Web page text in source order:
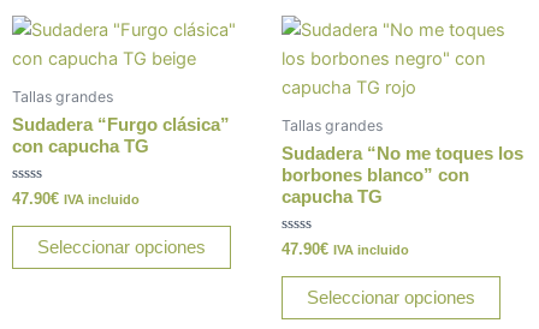
página
producto
Tallas grandes
Sudadera “Furgo clásica”
con capucha TG
Valorado
con
0
47.90€ IVA incluido
Seleccionar opciones
Este
producto
múltiples
variantes.
opciones
se
pueden
Tallas grandes
Sudadera “No me toques los
borbones blanco” con
capucha TG
Valorado
con
0
47.90€ IVA incluido
Seleccionar opciones
Este
en